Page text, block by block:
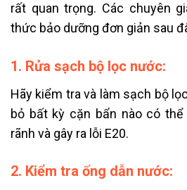
rất quan trọng. Các chuyên
thức bảo dưỡng đơn giản sau
1. Rửa sạch bộ lọc nước:
Hãy kiểm tra và làm sạch bộ
bỏ bất kỳ cặn bẩn nào có
rãnh và gây ra lỗi E20.
2. Kiểm tra ống dẫn nước: